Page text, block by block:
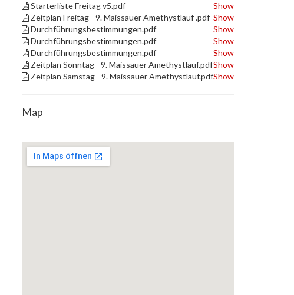
Starterliste Freitag v5.pdf
Show
Zeitplan Freitag - 9. Maissauer Amethystlauf .pdf Show
Durchführungsbestimmungen.pdf
Show
Durchführungsbestimmungen.pdf
Show
Durchführungsbestimmungen.pdf
Show
Zeitplan Sonntag - 9. Maissauer Amethystlauf.pdfShow
Zeitplan Samstag - 9. Maissauer Amethystlauf.pdfShow
Map